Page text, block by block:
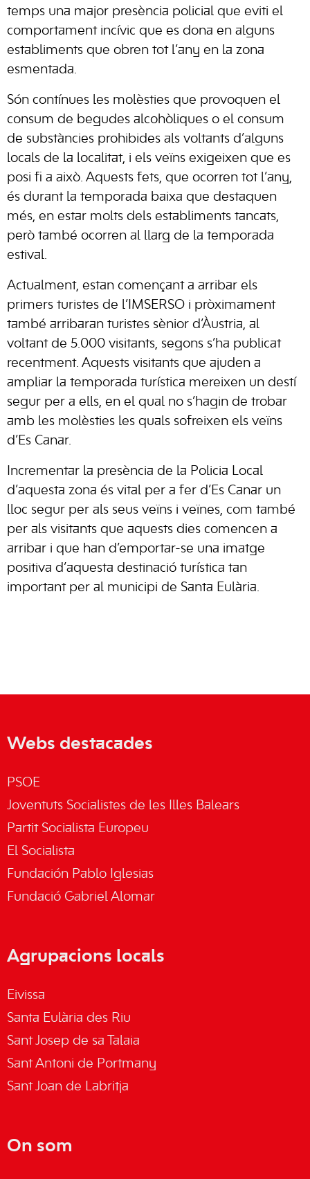
temps una major presència policial que eviti el
comportament incívic que es dona en alguns
establiments que obren tot l’any en la zona
esmentada.
Són contínues les molèsties que provoquen el
consum de begudes alcohòliques o el consum
de substàncies prohibides als voltants d’alguns
locals de la localitat, i els veïns exigeixen que es
posi fi a això. Aquests fets, que ocorren tot l’any,
és durant la temporada baixa que destaquen
més, en estar molts dels establiments tancats,
però també ocorren al llarg de la temporada
estival.
Actualment, estan començant a arribar els
primers turistes de l’IMSERSO i pròximament
també arribaran turistes sènior d’Àustria, al
voltant de 5.000 visitants, segons s’ha publicat
recentment. Aquests visitants que ajuden a
ampliar la temporada turística mereixen un destí
segur per a ells, en el qual no s’hagin de trobar
amb les molèsties les quals sofreixen els veïns
d’Es Canar.
Incrementar la presència de la Policia Local
d’aquesta zona és vital per a fer d’Es Canar un
lloc segur per als seus veïns i veïnes, com també
per als visitants que aquests dies comencen a
arribar i que han d’emportar-se una imatge
positiva d’aquesta destinació turística tan
important per al municipi de Santa Eulària.
Webs destacades
PSOE
Joventuts Socialistes de les Illes Balears
Partit Socialista Europeu
El Socialista
Fundación Pablo Iglesias
Fundació Gabriel Alomar
Agrupacions locals
Eivissa
Santa Eulària des Riu
Sant Josep de sa Talaia
Sant Antoni de Portmany
Sant Joan de Labritja
On som